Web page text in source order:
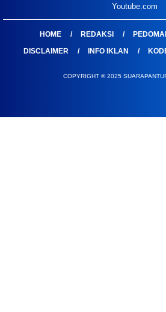
Youtube.com
HOME REDAKSI
DISCLAIMER
INFO IKLAN
COPYRIGHT © 2025